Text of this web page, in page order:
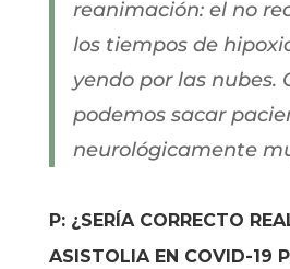
reanimación: el no
los tiempos de
yendo por las nubes.
podemos sacar
neurológicamente
P: ¿SERÍA CORRECTO
ASISTOLIA EN COVID-19